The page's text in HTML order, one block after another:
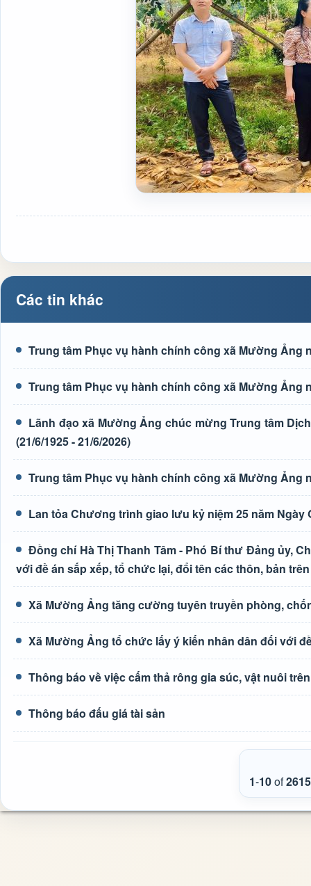
Các tin khác
Trung tâm Phục vụ hành chính công xã Mường Ảng
Trung tâm Phục vụ hành chính công xã Mường Ảng
Lãnh đạo xã Mường Ảng chúc mừng Trung tâm
(21/6/1925 - 21/6/2026)
Trung tâm Phục vụ hành chính công xã Mường Ảng
Lan tỏa Chương trình giao lưu kỷ niệm 25 năm Ngày
Đồng chí Hà Thị Thanh Tâm - Phó Bí thư Đảng ủy,
với đề án sắp xếp, tổ chức lại, đổi tên các thôn, bản
Xã Mường Ảng tăng cường tuyên truyền phòng,
Xã Mường Ảng tổ chức lấy ý kiến nhân dân đối với
Thông báo về việc cấm thả rông gia súc, vật nuôi
Thông báo đấu giá tài sản
1-10of2615